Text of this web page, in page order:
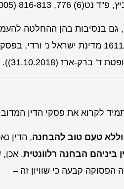
, פ"ד נט(6) 776, 816-813 (2005) (להלן: עניין
בנסיבות בהן ההחלטה
מדינת ישראל נ' ורדי
ד' ברק-ארז (31.10.2018)).
וללא טעם טוב להבחנה, הדין
ביניהם הבחנה רלוונטית. אכן,
הפסוקה קבעה כי שוויון זה –